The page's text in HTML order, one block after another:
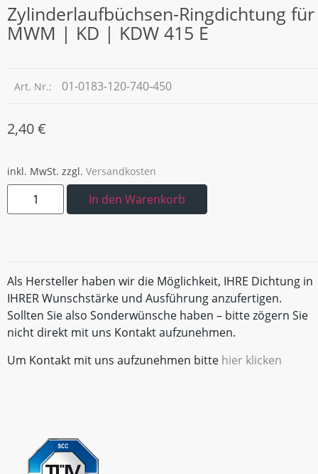
Zylinderlaufbüchsen-Ringdichtung für
MWM | KD | KDW 415 E
Art. Nr.: 01-0183-120-740-450
2,40€
inkl. MwSt. zzgl. Versandkosten
In den Warenkorb
Als Hersteller haben wir die Möglichkeit, IHRE Dichtung in
IHRER Wunschstärke und Ausführung anzufertigen.
Sollten Sie also Sonderwünsche haben – bitte zögern Sie
nicht direkt mit uns Kontakt aufzunehmen.
Um Kontakt mit uns aufzunehmen bitte hier klicken